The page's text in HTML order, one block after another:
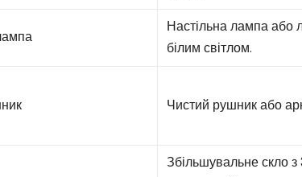
Настільна лампа або
білим світлом.
Чистий рушник або
Збільшувальне скло з